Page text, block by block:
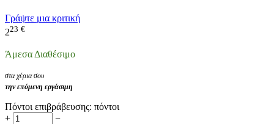
Γράψτε μια κριτική
223 €
Άμεσα Διαθέσιμο
στα χέρια σου
την επόμενη εργάσιμη
Πόντοι επιβράβευσης: πόντοι
+
−